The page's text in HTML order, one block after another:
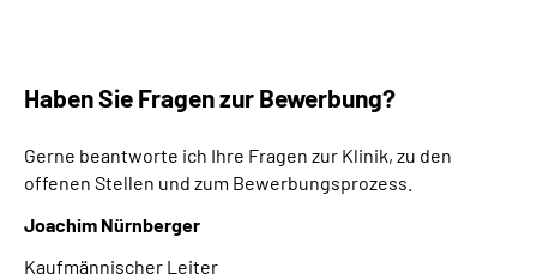
Haben Sie Fragen zur Bewerbung?
Gerne beantworte ich Ihre Fragen zur Klinik, zu den
offenen Stellen und zum Bewerbungsprozess.
Joachim Nürnberger
Kaufmännischer Leiter